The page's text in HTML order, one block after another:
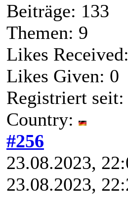
Beiträge: 133
Themen: 9
Likes Received:
Likes Given: 0
Registriert seit:
Country:
#256
23.08.2023,
23.08.2023,